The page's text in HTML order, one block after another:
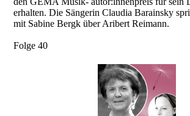
erhalten. Die Sängerin Claudia Barainsky
mit Sabine Bergk über Aribert Reimann.
Folge 40